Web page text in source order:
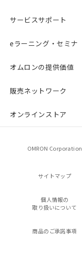
サービスサポート
eラーニング・セミナ
オムロンの提供価値
販売ネットワーク
オンラインストア
OMRON Corporation
サイトマップ
個人情報の
取り扱いについて
商品のご承諾事項